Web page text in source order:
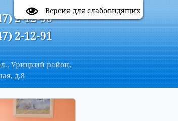
схема: A A A
Версия для слабовидящих
2-12-90
2-12-91
Урицкий район,
д.8